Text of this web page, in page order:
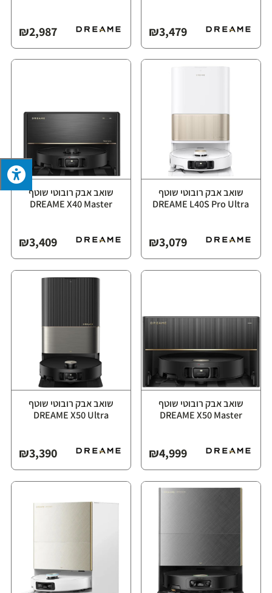
₪3,479
₪2,987
שואב אבק רובוטי שוטף
₪3,079
שואב אבק רובוטי שוטף
⁦DREAME X40 Master⁩
₪3,409
שואב אבק רובוטי שוטף
₪4,999
שואב אבק רובוטי שוטף
⁦DREAME X50 Ultra⁩
₪3,390